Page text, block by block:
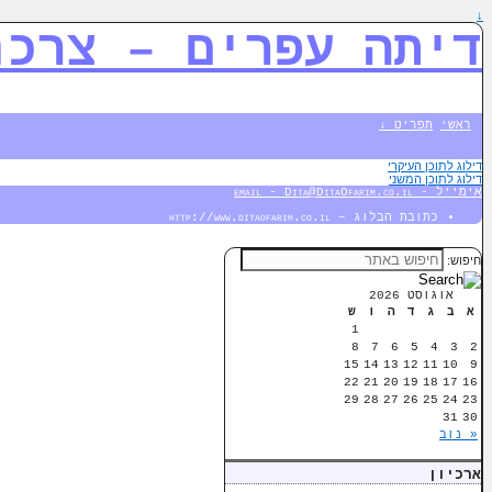
↓
דיתה עפרים –
ראשי תפריט ↓
דילוג לתוכן העיקרי
דילוג לתוכן המשני
אימייל - email - Dita@DitaOfarim.co.il
כתובת הבלוג – http://www.ditaofarim.co.il
חיפוש:
אוגוסט 2026
א
ב ג ד ה ש
« נוב
1
2
3
4
5
6
7
8
9
10
11
12
13
14
15
16
17
18
19
20
21
22
23
24
25
26
27
28
29
30
31
ארכיון